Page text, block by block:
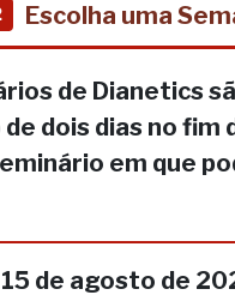
Escolha uma
de Dianetics
dois dias no fim
em que
de agosto de